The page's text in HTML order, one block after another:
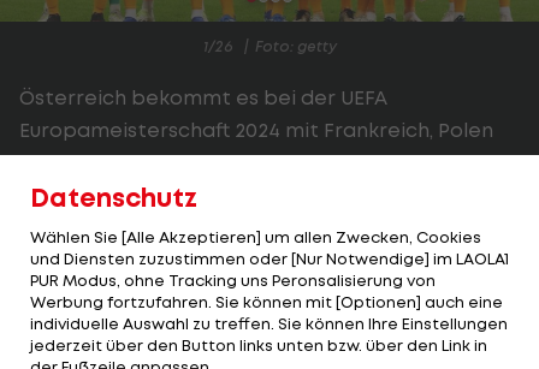
1/26 Foto: getty
Österreich bekommt es bei der UEFA
Europameisterschaft 2024 mit Frankreich, Polen
und den Niederlanden mit drei starken
Gruppengegnern zu tun.
Neben den Franzosen werden vor allem die mit
Superstars gespickten Niederländer eine ganz
harte Nuss für die ÖFB-Truppe.
Dabei müssen die Niederländer auf Barca-Star
Datenschutz
Wählen Sie [Alle Akzeptieren] um allen Zwecken, Cookies
und Diensten zuzustimmen oder [Nur Notwendige] im LAOLA1
PUR Modus, ohne Tracking uns Peronsalisierung von
Werbung fortzufahren. Sie können mit [Optionen] auch eine
individuelle Auswahl zu treffen. Sie können Ihre Einstellungen
jederzeit über den Button links unten bzw. über den Link in